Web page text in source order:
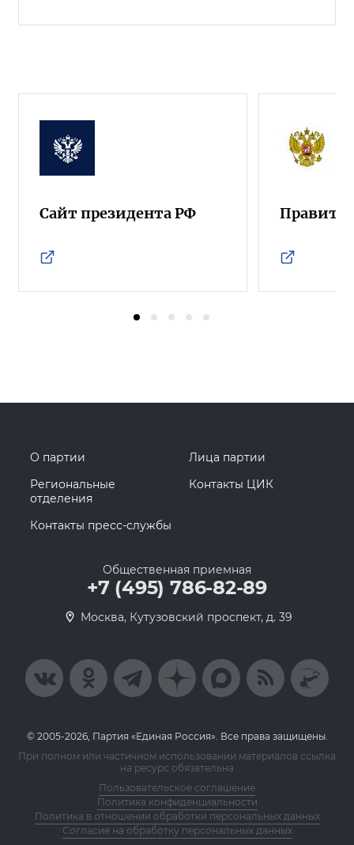
Сайт президента РФ
О партии
Лица партии
Региональные
отделения
Контакты ЦИК
Контакты пресс-службы
Общественная приемная
+7 (495) 786-82-89
Москва, Кутузовский проспект, д. 39
© 2005-2026, Партия «Единая Россия». Все права защищены.
При полном или частичном использовании материалов ссылка
на ресурс обязательна
Пользовательское соглашение
Политика конфиденциальности
Политика в отношении обработки персональных данных
Согласие на обработку персональных данных